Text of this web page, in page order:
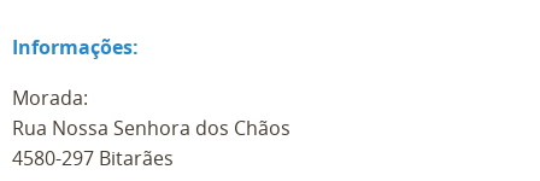
Informações:
Morada:
Rua Nossa Senhora dos Chãos
4580-297 Bitarães